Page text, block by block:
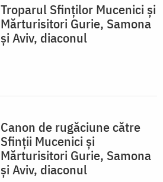
Troparul Sfinţilor Mucenici şi
Mărturisitori Gurie, Samona
şi Aviv, diaconul
Canon de rugăciune către
Sfinţii Mucenici şi
Mărturisitori Gurie, Samona
şi Aviv, diaconul